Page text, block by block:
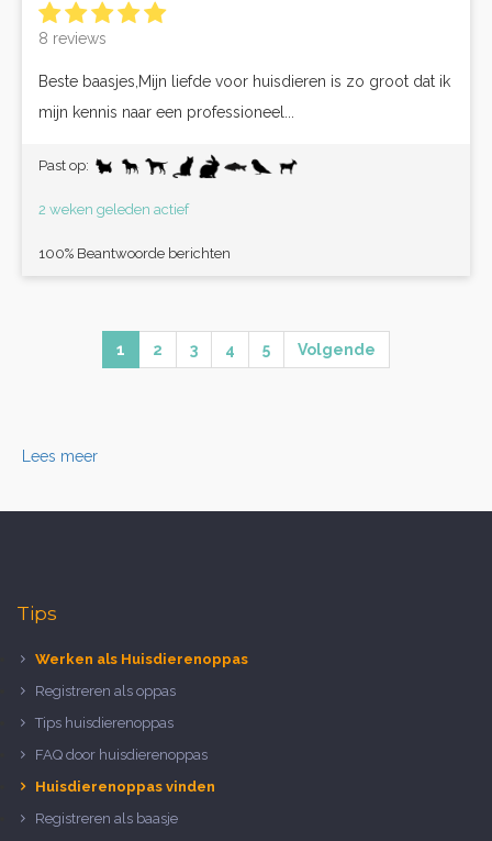
8 reviews
Beste baasjes,Mijn liefde voor huisdieren is zo groot dat ik
mijn kennis naar een professioneel...
Past op:
2 weken geleden actief
100% Beantwoorde berichten
1 2 3 4 5 Volgende
Lees meer
Tips
Werken als Huisdierenoppas
Registreren als oppas
Tips huisdierenoppas
FAQ door huisdierenoppas
Huisdierenoppas vinden
Registreren als baasje